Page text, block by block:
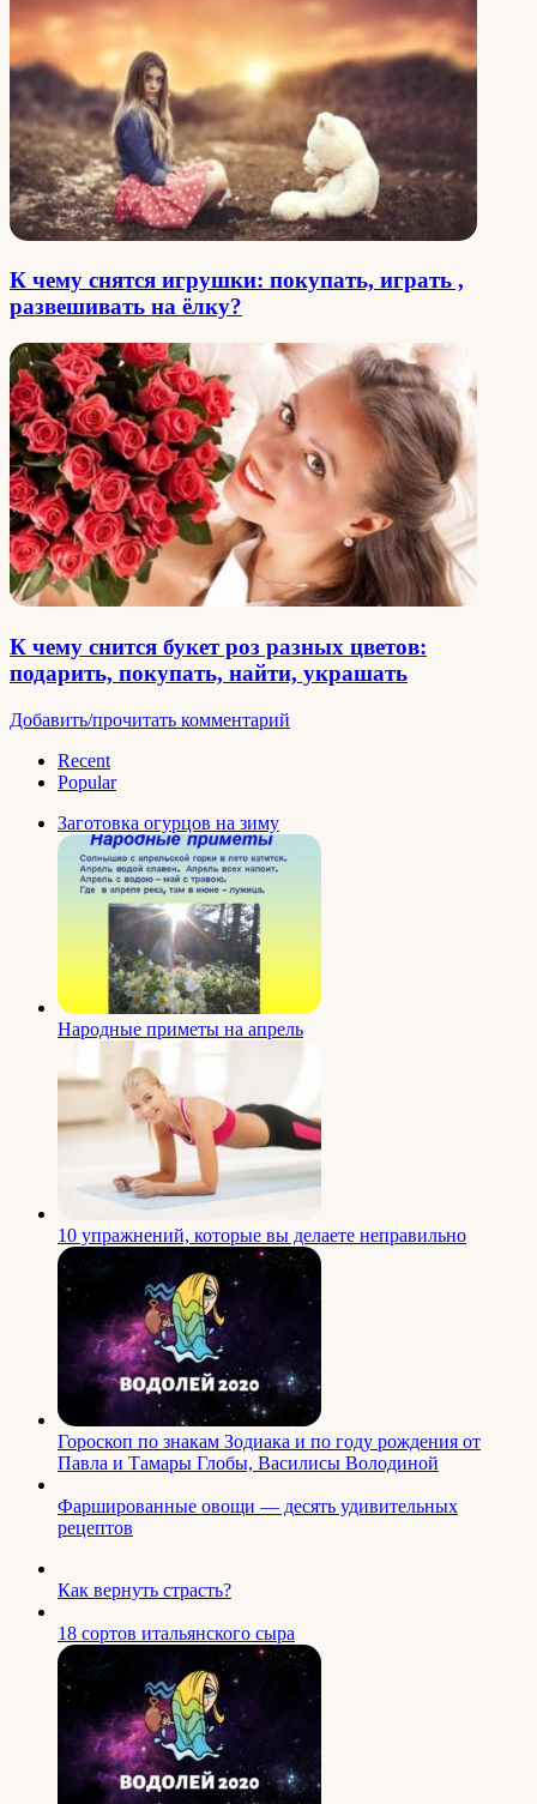
К чему снятся игрушки: покупать, играть ,
развешивать на ёлку?
К чему снится букет роз разных цветов:
подарить, покупать, найти, украшать
Добавить/прочитать комментарий
Recent
Popular
Заготовка огурцов на зиму
Народные приметы на апрель
10 упражнений, которые вы делаете неправильно
Гороскоп по знакам Зодиака и по году рождения от
Павла и Тамары Глобы, Василисы Володиной
Фаршированные овощи — десять удивительных
рецептов
Как вернуть страсть?
18 сортов итальянского сыра